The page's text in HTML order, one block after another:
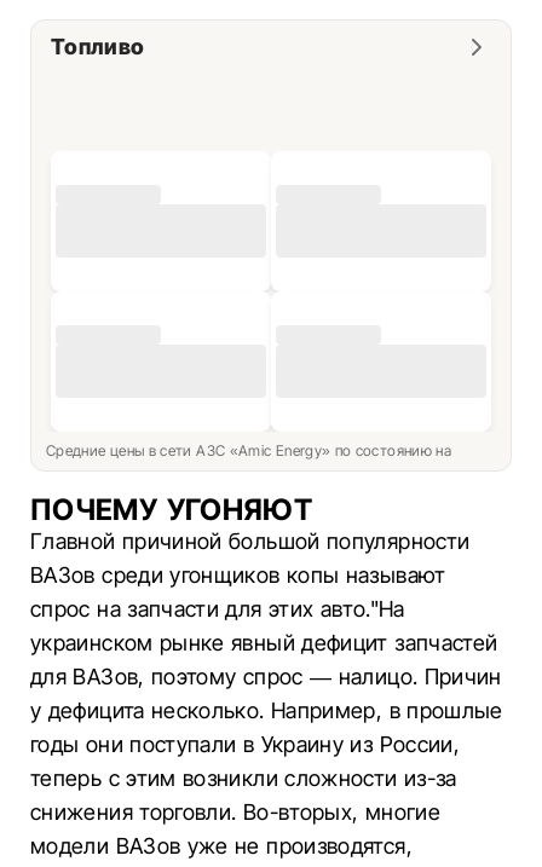
Топливо
Средние цены в сети АЗС «Amic Energy» по состоянию на
ПОЧЕМУ УГОНЯЮТ
Главной причиной большой популярности
ВАЗов среди угонщиков копы называют
спрос на запчасти для этих авто."На
украинском рынке явный дефицит запчастей
для ВАЗов, поэтому спрос — налицо. Причин
у дефицита несколько. Например, в прошлые
годы они поступали в Украину из России,
теперь с этим возникли сложности из-за
снижения торговли. Во-вторых, многие
модели ВАЗов уже не производятся,